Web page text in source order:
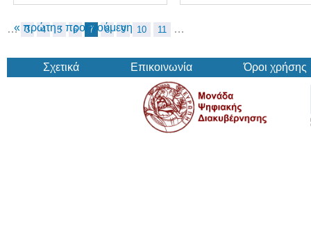
« πρώτη ‹ προηγούμενη
… 3 4 5 6 7 8 9 10 11 …
Σχετικά Επικοινωνία Όροι χρήσης